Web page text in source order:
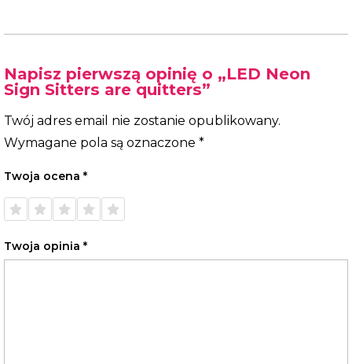
Napisz pierwszą opinię o „LED Neon
Sign Sitters are quitters”
Twój adres email nie zostanie opublikowany.
Wymagane pola są oznaczone *
Twoja ocena *
1 z 5
gwiazdek
2 z 5
gwiazdek
3 z 5
gwiazdek
4 z 5
gwiazdek
5 z 5
gwiazdek
Twoja opinia *